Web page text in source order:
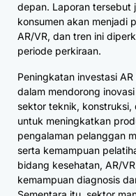
depan. Laporan tersebut
konsumen akan menjadi
AR/VR, dan tren ini
periode perkiraan.
Peningkatan investasi
dalam mendorong
sektor teknik,
untuk meningkatkan
pengalaman pelanggan
serta kemampuan
bidang kesehatan, AR/
kemampuan diagnosis